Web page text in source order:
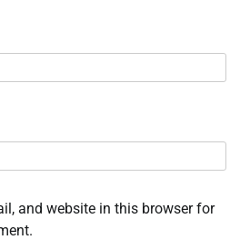
and website in this browser for